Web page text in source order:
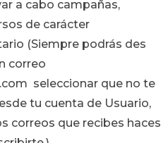
a cabo campañas,
de carácter
(Siempre podrás des
correo
seleccionar que no te
tu cuenta de Usuario,
correos que recibes haces